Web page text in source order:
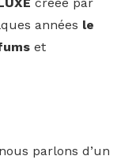
années le
et
parlons d’un